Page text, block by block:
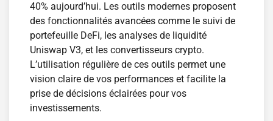
40% aujourd’hui. Les outils modernes proposent
des fonctionnalités avancées comme le suivi de
portefeuille DeFi, les analyses de liquidité
Uniswap V3, et les convertisseurs crypto.
L’utilisation régulière de ces outils permet une
vision claire de vos performances et facilite la
prise de décisions éclairées pour vos
investissements.